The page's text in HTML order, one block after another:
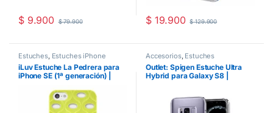
$9.900 $79.900 $19.900 $129.900
Estuches, Estuches iPhone
iLuv Estuche La Pedrera para
iPhone SE (1ª generación) |
Accesorios, Estuches
Outlet: Spigen Estuche Ultra
Hybrid para Galaxy S8 |